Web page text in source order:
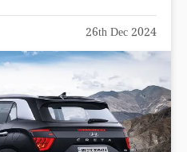
26th Dec 2024